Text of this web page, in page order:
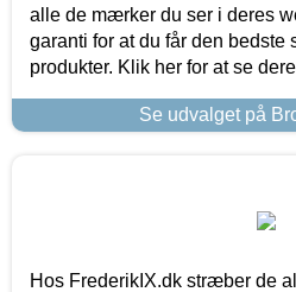
alle de mærker du ser i deres
garanti for at du får den bedste
produkter. Klik her for at se
Se udvalget på
Hos FrederikIX.dk stræber de